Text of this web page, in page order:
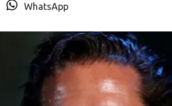
WhatsApp